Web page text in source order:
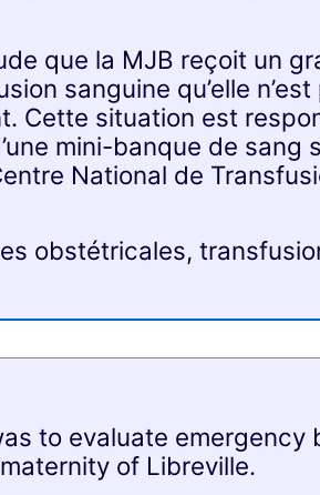
que la MJB reçoit un
sanguine qu’elle n’est
Cette situation est
mini-banque de sang
National de
obstétricales,
to evaluate emergency
of Libreville.